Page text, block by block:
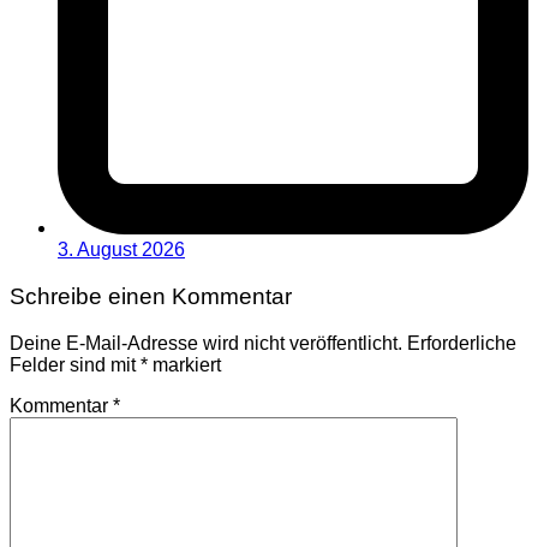
3. August 2026
Schreibe einen Kommentar
Deine E-Mail-Adresse wird nicht veröffentlicht. Erforderliche
Felder sind mit* markiert
Kommentar *